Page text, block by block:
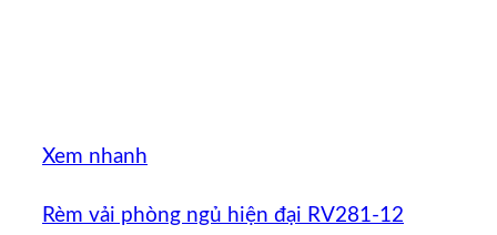
Xem nhanh
Rèm vải phòng ngủ hiện đại RV281-12